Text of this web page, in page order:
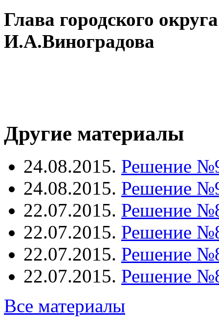
Глава
И.А.Виноградова
Другие материалы
24.08.2015. Решение
24.08.2015. Решение
22.07.2015. Решение
22.07.2015. Решение
22.07.2015. Решение
22.07.2015. Решение
Все материалы